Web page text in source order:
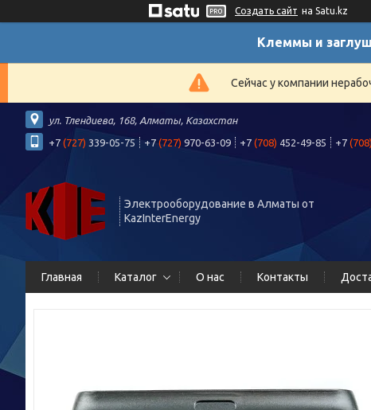
Создать сайт на Satu.kz
Клеммы и
Сейчас у компании
ул. Тлендиева, 168, Алматы, Казахстан
+7 (727) 339-05-75 +7 (727) 970-63-09 +7 (708) 452-49-85 +7 (708)
Электрооборудование в Алматы от
KazInterEnergy
Главная Каталог О нас Контакты